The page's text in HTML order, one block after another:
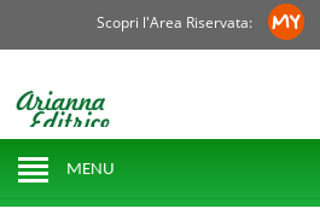
Scopri l'Area Riservata:
MENU